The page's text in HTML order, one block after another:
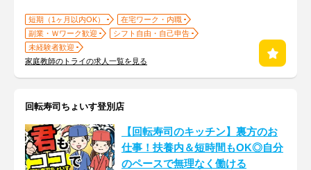
短期（1ヶ月以内OK）
在宅ワーク・内職
副業・Ｗワーク歓迎
シフト自由・自己申告
未経験者歓迎
家庭教師のトライの求人一覧を見る
回転寿司ちょいす登別店
【回転寿司のキッチン】裏方のお
仕事！扶養内＆短時間もOK◎自分
のペースで無理なく働ける